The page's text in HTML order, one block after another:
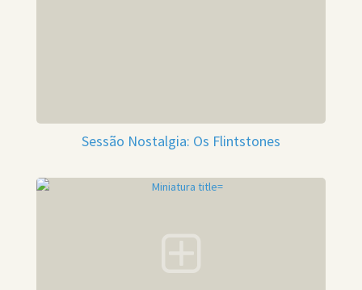
Sessão Nostalgia: Os Flintstones